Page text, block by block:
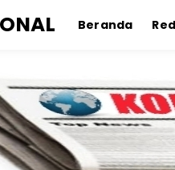
Beranda